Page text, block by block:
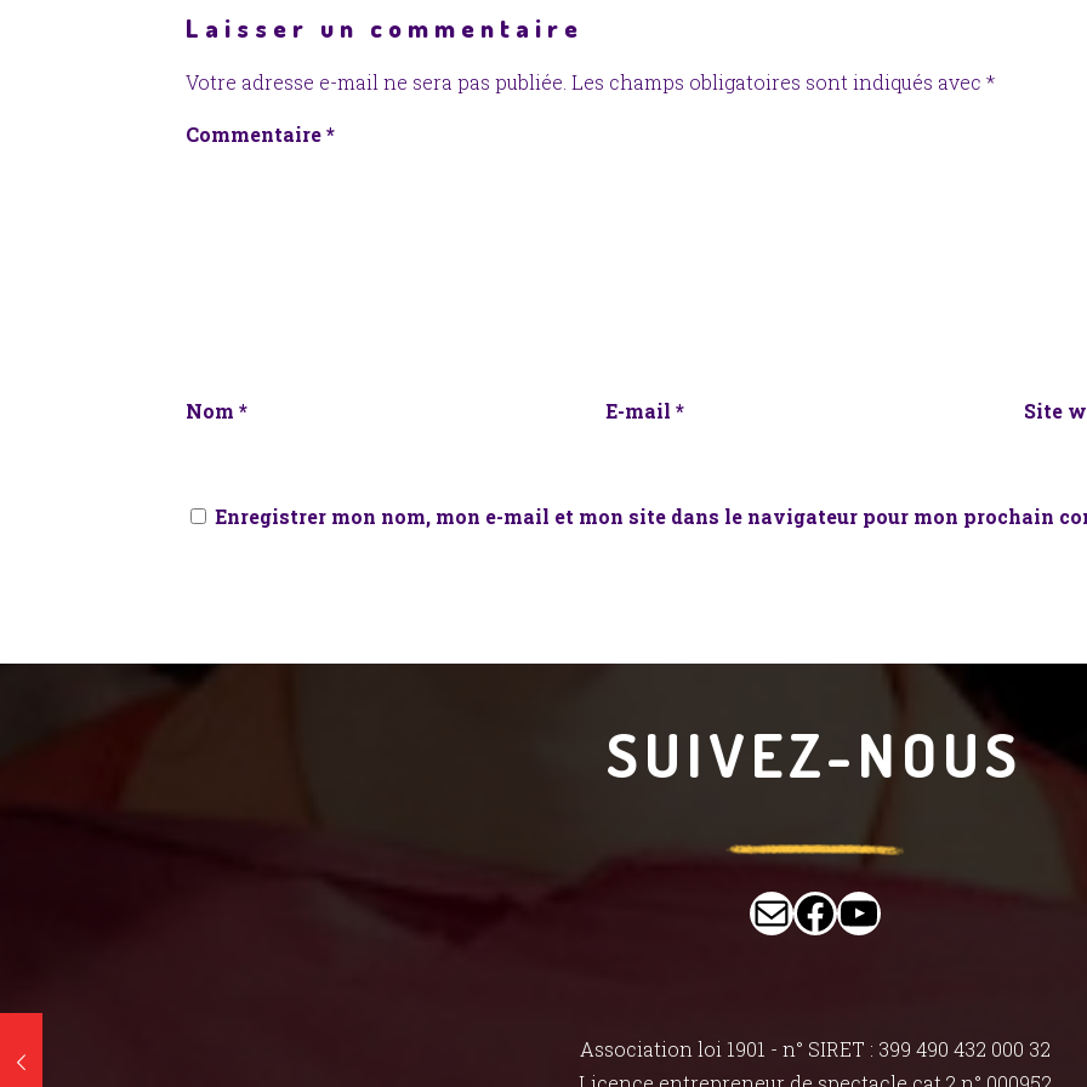
Laisser un commentaire
Votre adresse e-mail ne sera pas publiée. Les champs obligatoires sont indiqués avec *
Commentaire*
Nom * E-mail * Site
Enregistrer mon nom, mon e-mail et mon site dans le navigateur pour mon prochain
SUIVEZ-NOUS
Facebook
YouTube
Association loi 1901 - n° SIRET : 399 490 432 000 32